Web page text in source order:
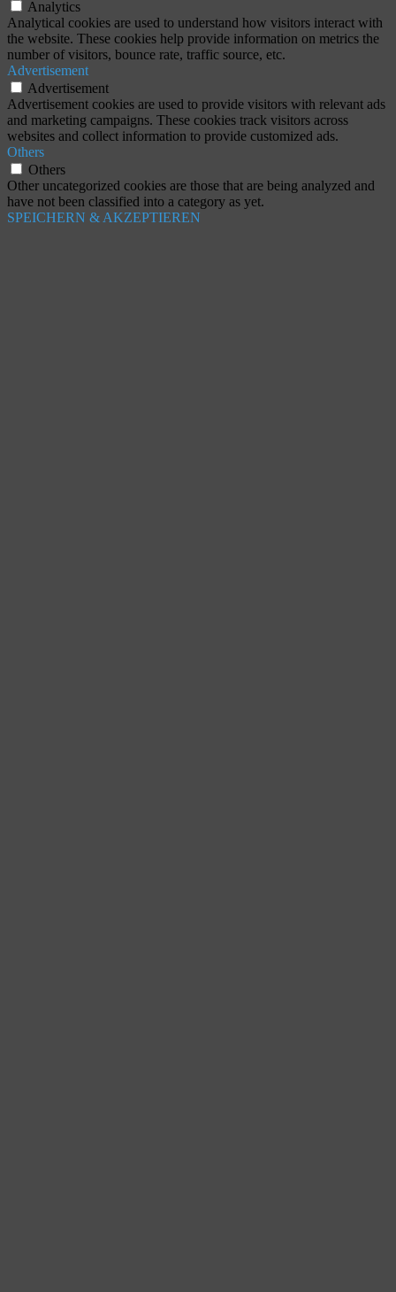
Analytics
Analytical cookies are used to understand how visitors interact with
the website. These cookies help provide information on metrics the
number of visitors, bounce rate, traffic source, etc.
Advertisement
Advertisement
Advertisement cookies are used to provide visitors with relevant ads
and marketing campaigns. These cookies track visitors across
websites and collect information to provide customized ads.
Others
Others
Other uncategorized cookies are those that are being analyzed and
have not been classified into a category as yet.
SPEICHERN & AKZEPTIEREN